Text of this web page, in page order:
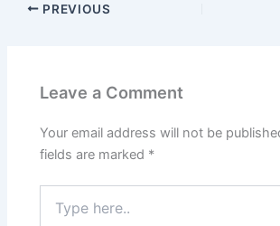
PREVIOUS
Leave a Comment
Your email address will not be
fields are marked *
here..